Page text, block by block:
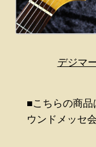
デジマ
■こちらの商品
ウンドメッセ